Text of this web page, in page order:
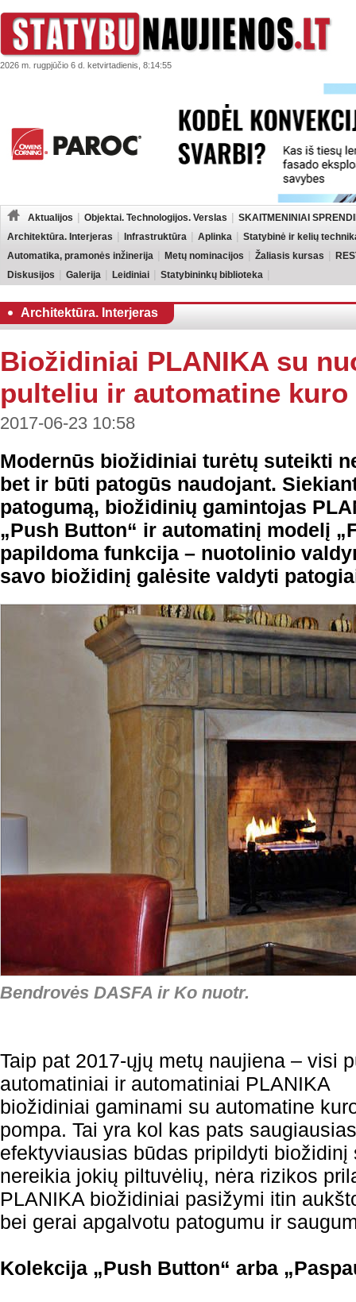
2026 m. rugpjūčio 6 d. ketvirtadienis, 8:14:55
Aktualijos Objektai. Technologijos. Verslas
SKAITMENINIAI
Architektūra. Interjeras
Infrastruktūra Aplinka
Statybinė ir kelių
Automatika, pramonės inžinerija
Metų nominacijos Žaliasis kursas
Diskusijos
Galerija Leidiniai Statybininkų biblioteka
Architektūra. Interjeras
Biožidiniai PLANIKA su
pulteliu ir automatine kuro
2017-06-23 10:58
Modernūs biožidiniai turėtų suteikti
bet ir būti patogūs naudojant.
patogumą, biožidinių gamintojas
„Push Button“ ir automatinį modelį
papildoma funkcija – nuotolinio
savo biožidinį galėsite valdyti
Bendrovės DASFA ir Ko nuotr.
Taip pat 2017-ųjų metų naujiena – visi
automatiniai ir automatiniai PLANIKA
biožidiniai gaminami su automatine
pompa. Tai yra kol kas pats
efektyviausias būdas pripildyti
nereikia jokių piltuvėlių, nėra rizikos
PLANIKA biožidiniai pasižymi itin
bei gerai apgalvotu patogumu ir
Kolekcija „Push Button“ arba